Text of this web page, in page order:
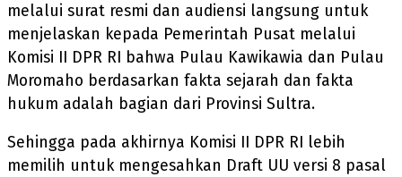
melalui surat resmi dan audiensi langsung untuk
menjelaskan kepada Pemerintah Pusat melalui
Komisi II DPR RI bahwa Pulau Kawikawia dan Pulau
Moromaho berdasarkan fakta sejarah dan fakta
hukum adalah bagian dari Provinsi Sultra.
Sehingga pada akhirnya Komisi II DPR RI lebih
memilih untuk mengesahkan Draft UU versi 8 pasal